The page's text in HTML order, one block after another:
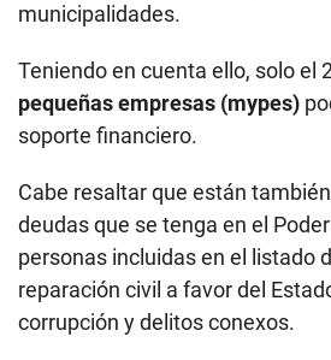
municipalidades.
Teniendo en cuenta ello, solo el
pequeñas empresas (mypes)
soporte financiero.
Cabe resaltar que están
deudas que se tenga en el
personas incluidas en el listado
reparación civil a favor del
corrupción y delitos conexos.